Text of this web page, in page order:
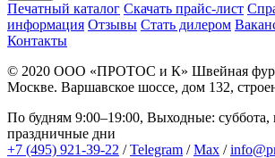
Печатный каталог Скачать прайс-лист
информация Отзывы Стать дилером
Контакты
© 2020 ООО «ПРОТОС и К» Швейная
Москве. Варшавское шоссе, дом 132,
По будням 9:00–19:00, Выходные: суббота,
праздничные дни
+7 (495) 921-39-22 /Telegram /Max /